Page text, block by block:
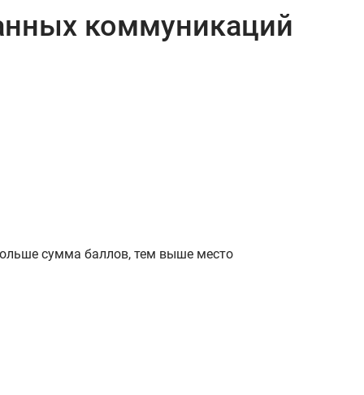
коммуникаций
сумма баллов, тем выше место